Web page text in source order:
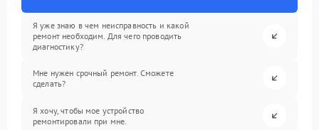
Я уже знаю в чем неисправность и какой
ремонт необходим. Для чего проводить
диагностику?
Мне нужен срочный ремонт. Сможете
сделать?
Я хочу, чтобы мое устройство
ремонтировали при мне.